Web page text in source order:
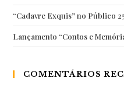
“Cadavre Exquis” no Público
Lançamento “Contos e
COMENTÁRIOS